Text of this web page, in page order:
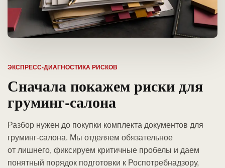
ЭКСПРЕСС-ДИАГНОСТИКА РИСКОВ
Сначала покажем риски для
груминг-салона
Разбор нужен до покупки комплекта документов для
груминг-салона. Мы отделяем обязательное
от лишнего, фиксируем критичные пробелы и даем
понятный порядок подготовки к Роспотребнадзору,